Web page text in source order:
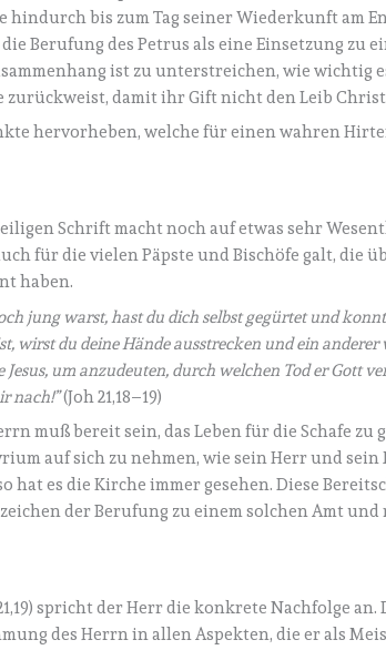
bis zum Tag seiner Wiederkunft am
Berufung des Petrus als eine Einsetzung zu
ist zu unterstreichen, wie wichtig
damit ihr Gift nicht den Leib
hervorheben, welche für einen wahren
Schrift macht noch auf etwas sehr
für die vielen Päpste und Bischöfe galt, die
haben.
jung warst, hast du dich selbst gegürtet und
wirst du deine Hände ausstrecken und ein
um anzudeuten, durch welchen Tod er Gott
nach!”(Joh 21,18–19)
muß bereit sein, das Leben für die Schafe zu
auf sich zu nehmen, wie sein Herr und sein
hat es die Kirche immer gesehen. Diese
der Berufung zu einem solchen Amt und
spricht der Herr die konkrete Nachfolge
des Herrn in allen Aspekten, die er als